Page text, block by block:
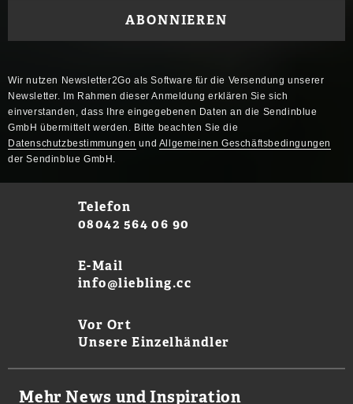
Wir nutzen Newsletter2Go als Software für die Versendung unserer
Newsletter. Im Rahmen dieser Anmeldung erklären Sie sich
einverstanden, dass Ihre eingegebenen Daten an die Sendinblue
GmbH übermittelt werden. Bitte beachten Sie die
Datenschutzbestimmungen und Allgemeinen Geschäftsbedingungen
der Sendinblue GmbH.
Telefon
08042 564 06 90
E-Mail
info@liebling.cc
Vor Ort
Unsere Einzelhändler
Mehr News und Inspiration